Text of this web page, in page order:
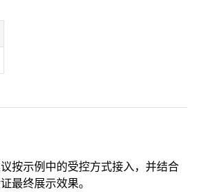
按示例中的受控方式接入，并结合
最终展示效果。